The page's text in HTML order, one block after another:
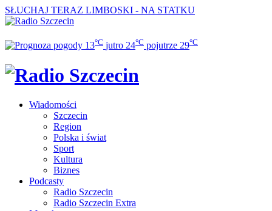
SŁUCHAJ TERAZ LIMBOSKI - NA STATKU
13°C jutro 24°C pojutrze 29°C
Wiadomości
Szczecin
Region
Polska i świat
Sport
Kultura
Biznes
Podcasty
Radio Szczecin
Radio Szczecin Extra